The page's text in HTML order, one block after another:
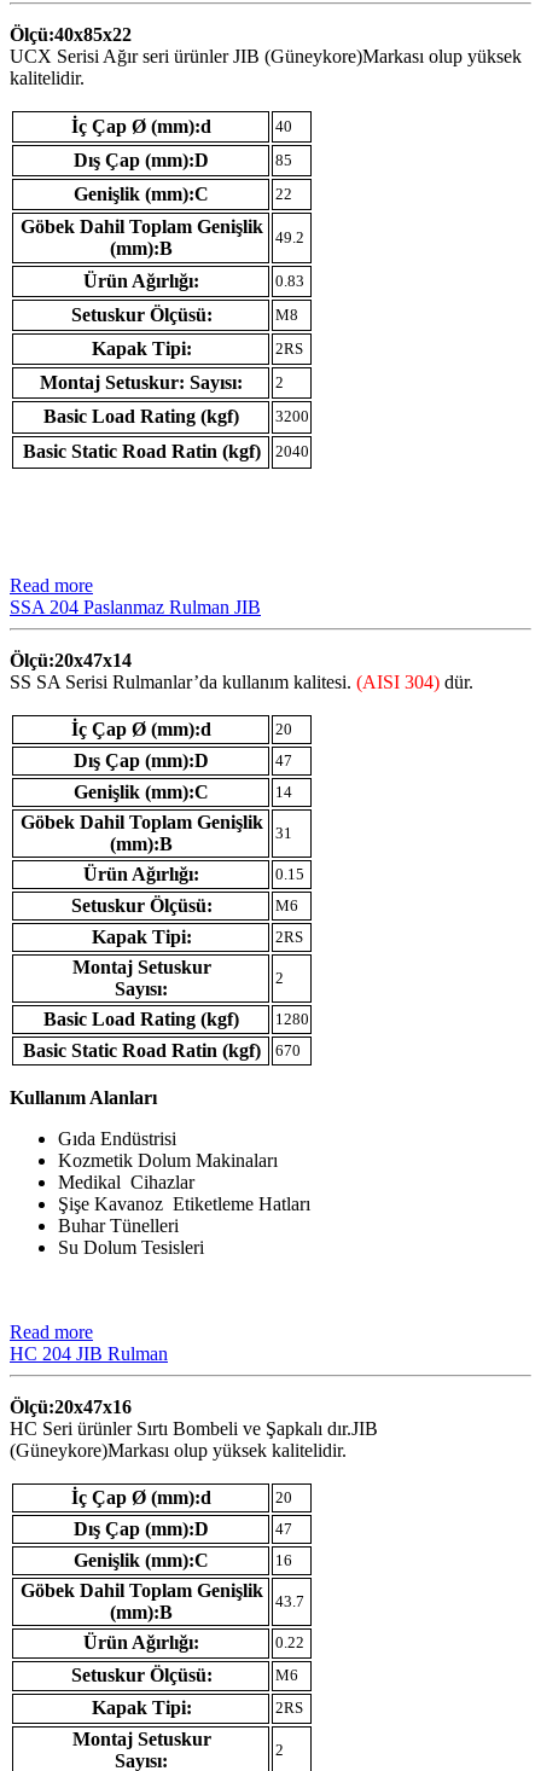
Ölçü:40x85x22
UCX Serisi Ağır seri ürünler JIB (Güneykore)Markası olup yüksek
kalitelidir.
İç Çap Ø (mm):d 40
Dış Çap (mm):D 85
Genişlik (mm):C 22
Göbek Dahil Toplam Genişlik
(mm):B
49.2
Ürün Ağırlığı: 0.83
Setuskur Ölçüsü: M8
Kapak Tipi: 2RS
Montaj Setuskur: Sayısı: 2
Basic Load Rating (kgf) 3200
Basic Static Road Ratin (kgf) 2040
Read more
SSA 204 Paslanmaz Rulman JIB
Ölçü:20x47x14
SS SA Serisi Rulmanlar’da kullanım kalitesi. (AISI 304) dür.
İç Çap Ø (mm):d 20
Dış Çap (mm):D 47
Genişlik (mm):C 14
Göbek Dahil Toplam Genişlik
(mm):B
31
Ürün Ağırlığı: 0.15
Setuskur Ölçüsü: M6
Kapak Tipi: 2RS
Montaj Setuskur
Sayısı:
2
Basic Load Rating (kgf) 1280
Basic Static Road Ratin (kgf) 670
Kullanım Alanları
Gıda Endüstrisi
Kozmetik Dolum Makinaları
Medikal Cihazlar
Şişe Kavanoz Etiketleme Hatları
Buhar Tünelleri
Su Dolum Tesisleri
Read more
HC 204 JIB Rulman
Ölçü:20x47x16
HC Seri ürünler Sırtı Bombeli ve Şapkalı dır.JIB
(Güneykore)Markası olup yüksek kalitelidir.
İç Çap Ø (mm):d 20
Dış Çap (mm):D 47
Genişlik (mm):C 16
Göbek Dahil Toplam Genişlik
(mm):B
43.7
Ürün Ağırlığı: 0.22
Setuskur Ölçüsü: M6
Kapak Tipi: 2RS
Montaj Setuskur
Sayısı:
2